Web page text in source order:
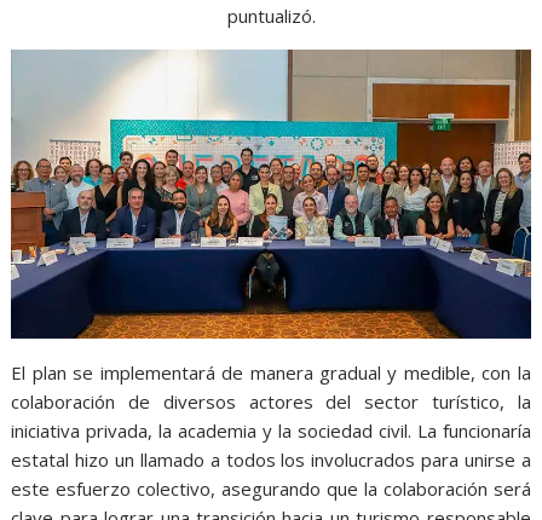
puntualizó.
El plan se implementará de manera gradual y medible, con la
colaboración de diversos actores del sector turístico, la
iniciativa privada, la academia y la sociedad civil. La funcionaría
estatal hizo un llamado a todos los involucrados para unirse a
este esfuerzo colectivo, asegurando que la colaboración será